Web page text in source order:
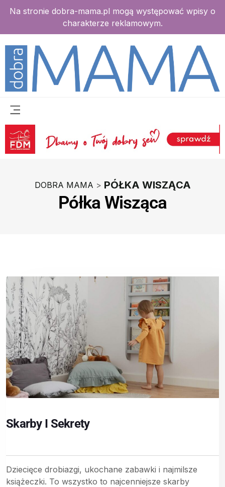
Na stronie dobra-mama.pl mogą występować wpisy o
charakterze reklamowym.
DOBRA MAMA > PÓŁKA WISZĄCA
Półka Wisząca
Skarby I Sekrety
Dziecięce drobiazgi, ukochane zabawki i najmilsze
książeczki. To wszystko to najcenniejsze skarby